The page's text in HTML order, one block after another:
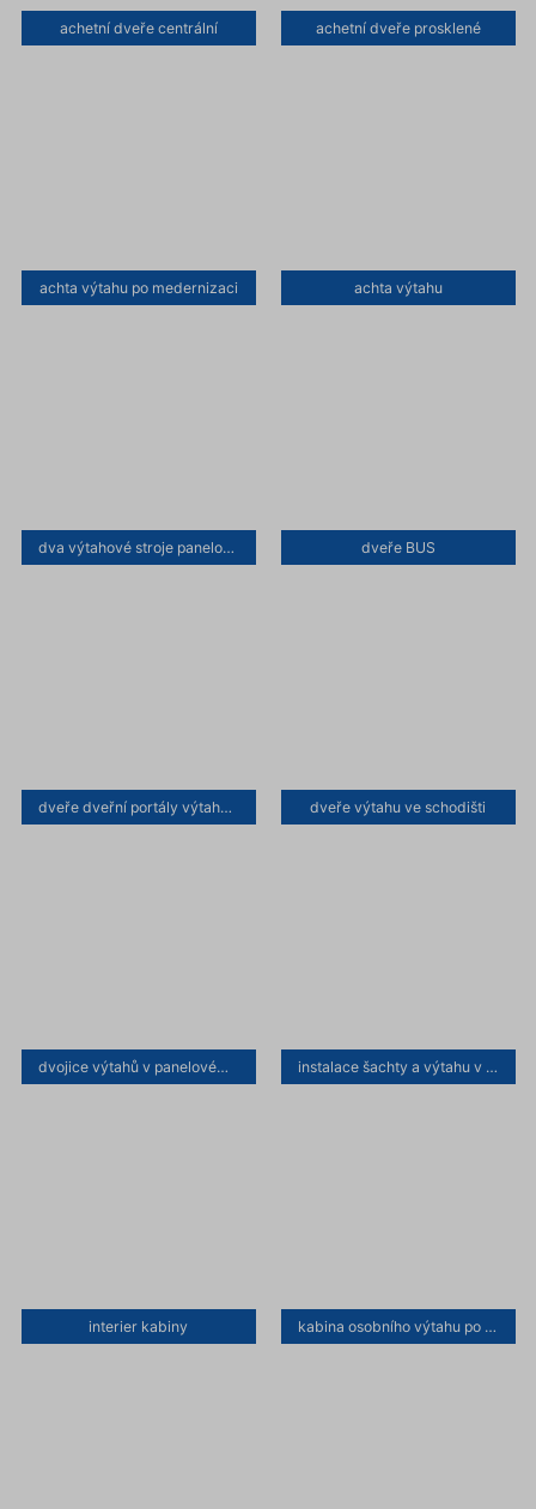
achetní dveře centrální achetní dveře prosklené
achta výtahu po medernizaci achta výtahu
dva výtahové stroje panelového domu dveře BUS
dveře dveřní portály výtahu ve schodišti panelového domu dveře výtahu ve schodišti
dvojice výtahů v panelovém domě instalace šachty a výtahu v exterieru
interier kabiny kabina osobního výtahu po modernizaci